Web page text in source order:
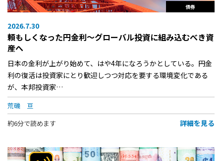
債券
2026.7.30
頼もしくなった円金利〜グローバル投資に組み込むべき資
産へ
日本の金利が上がり始めて、はや4年になろうかとしている。円金
利の復活は投資家にとり歓迎しつつ対応を要する環境変化である
が、本邦投資家…
荒磯 亘
約6分で読めます
詳細を見る